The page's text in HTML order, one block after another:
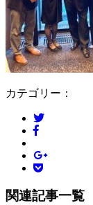
カテゴリー：
関連記事一覧